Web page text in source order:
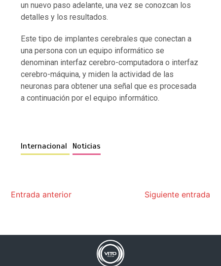
un nuevo paso adelante, una vez se conozcan los
detalles y los resultados.
Este tipo de implantes cerebrales que conectan a
una persona con un equipo informático se
denominan interfaz cerebro-computadora o interfaz
cerebro-máquina, y miden la actividad de las
neuronas para obtener una señal que es procesada
a continuación por el equipo informático.
Internacional Noticias
Entrada anterior Siguiente entrada